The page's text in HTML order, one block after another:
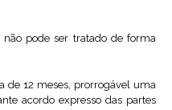
pode ser tratado de forma
12 meses, prorrogável uma
acordo expresso das partes